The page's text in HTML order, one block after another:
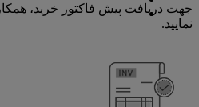
جهت دریافت پیش فاکتور خرید،
نمایید.